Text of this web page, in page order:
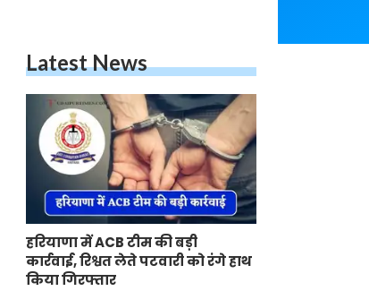
Latest News
हरियाणा में ACB टीम की बड़ी
कार्रवाई, रिश्वत लेते पटवारी को रंगे हाथ
किया गिरफ्तार